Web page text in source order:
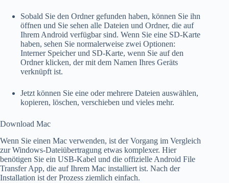
Sobald Sie den Ordner gefunden haben, können Sie ihn
öffnen und Sie sehen alle Dateien und Ordner, die auf
Ihrem Android verfügbar sind. Wenn Sie eine SD-Karte
haben, sehen Sie normalerweise zwei Optionen:
Interner Speicher und SD-Karte, wenn Sie auf den
Ordner klicken, der mit dem Namen Ihres Geräts
verknüpft ist.
Jetzt können Sie eine oder mehrere Dateien auswählen,
kopieren, löschen, verschieben und vieles mehr.
Download Mac
Wenn Sie einen Mac verwenden, ist der Vorgang im Vergleich
zur Windows-Dateiübertragung etwas komplexer. Hier
benötigen Sie ein USB-Kabel und die offizielle Android File
Transfer App, die auf Ihrem Mac installiert ist. Nach der
Installation ist der Prozess ziemlich einfach.